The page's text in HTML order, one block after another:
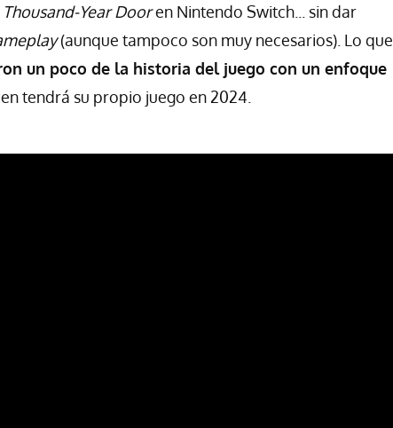
Year Dooren Nintendo Switch... sin dar
(aunque tampoco son muy necesarios). Lo que
un poco de la historia del juego con un enfoque
tendrá su propio juego en 2024.